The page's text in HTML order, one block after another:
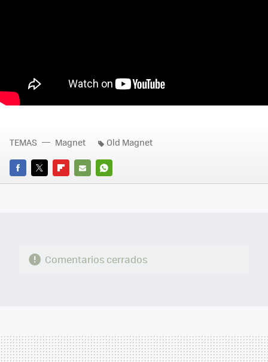
FACEBOOK
TWITTERFLIPBOARD
E-
WHATSAPP
TEMAS Magnet Old Magnet
Comentarios cerrados